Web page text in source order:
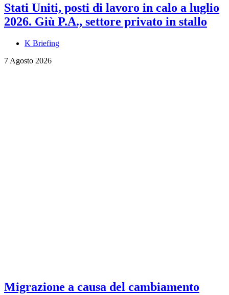
Stati Uniti, posti di lavoro in calo a luglio
2026. Giù P.A., settore privato in stallo
K Briefing
7 Agosto 2026
Migrazione a causa del cambiamento